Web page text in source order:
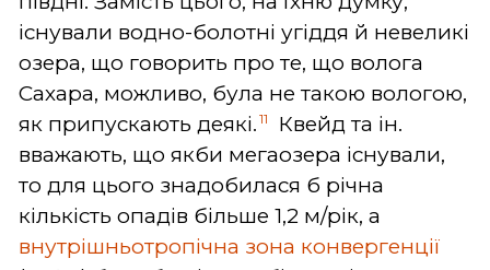
існували водно-болотні угіддя й невеликі
озера, що говорить про те, що волога
Сахара, можливо, була не такою вологою,
як припускають деякі. 11
Квейд та ін.
вважають, що якби мегаозера існували,
то для цього знадобилася б річна
кількість опадів більше 1,2 м/рік, а
внутрішньотропічна зона конвергенції